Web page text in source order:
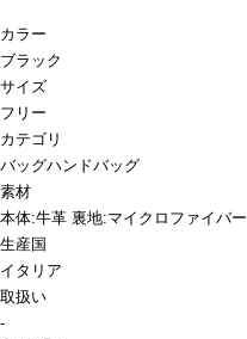
カラー
ブラック
サイズ
フリー
カテゴリ
バッグハンドバッグ
素材
本体:牛革 裏地:マイクロファイバー
生産国
イタリア
取扱い
-